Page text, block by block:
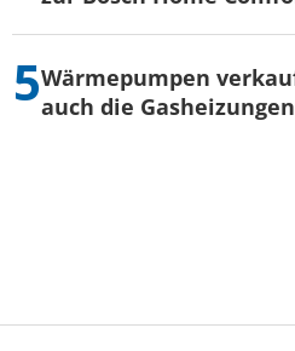
Wärmepumpen
auch die Gasheizungen